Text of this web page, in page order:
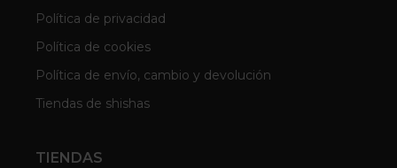
Política de privacidad
Política de cookies
Política de envío, cambio y devolución
Tiendas de shishas
TIENDAS